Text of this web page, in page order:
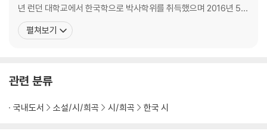
년 런던 대학교에서 한국학으로 박사학위를 취득했으며 2016년 5월
한강의 소설 『채식주의자』 번역으로 세계 3대 문학상 중 하나인 맨부
커 국제상을 한강과 공동으로 수상했다. 『채식주의자』외에 한강의 대
펼쳐보기
관련 분류
국내도서 소설/시/희곡 시/희곡 한국 시